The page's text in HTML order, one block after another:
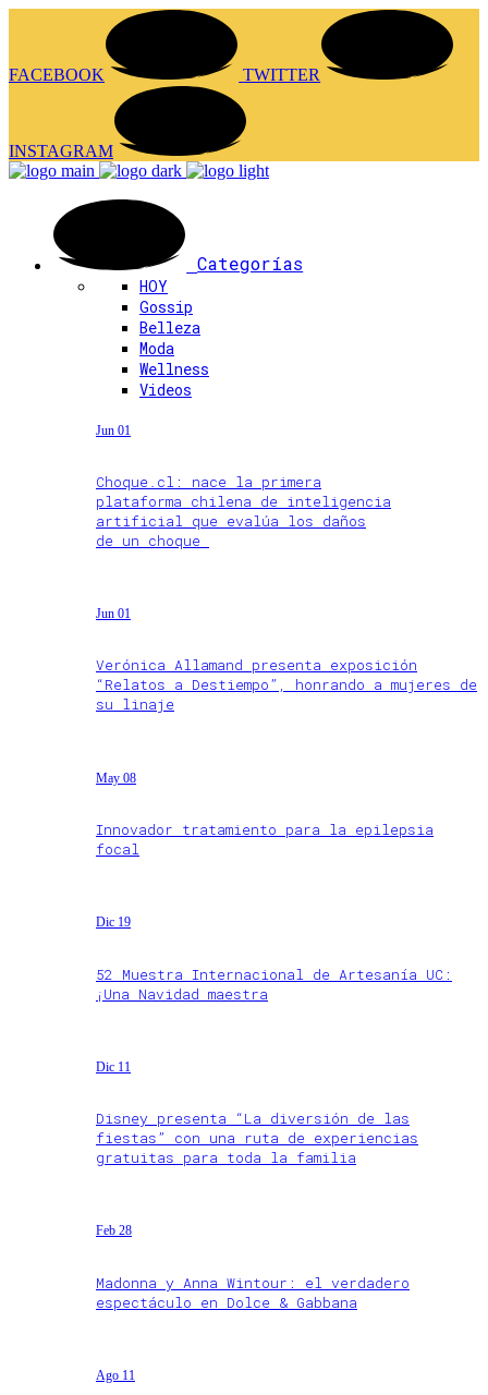
FACEBOOK TWITTER
INSTAGRAM
Categorías
HOY
Gossip
Belleza
Moda
Wellness
Videos
Jun 01
Choque.cl: nace la primera
plataforma chilena de inteligencia
artificial que evalúa los daños
de un choque
Jun 01
Verónica Allamand presenta exposición
“Relatos a Destiempo”, honrando a mujeres de
su linaje
May 08
Innovador tratamiento para la epilepsia
focal
Dic 19
52 Muestra Internacional de Artesanía UC:
¡Una Navidad maestra
Dic 11
Disney presenta “La diversión de las
fiestas” con una ruta de experiencias
gratuitas para toda la familia
Feb 28
Madonna y Anna Wintour: el verdadero
espectáculo en Dolce & Gabbana
Ago 11